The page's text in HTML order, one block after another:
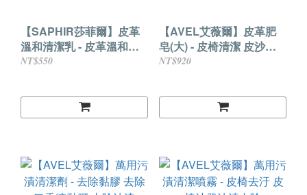
【SAPHIR莎菲爾】皮革
溫和清潔乳 - 皮革溫和清
NT$550
【AVEL艾薇爾】皮革肥
皂(大) - 皮椅清潔 皮沙發
清潔 汽車皮椅清潔
NT$920